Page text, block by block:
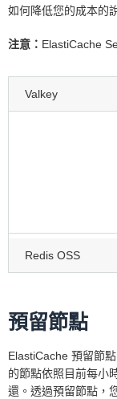
如何降低您的成本的
注意： ElastiCache
Valkey
Redis OSS
預留節點
ElastiCache 預留節
的節點依照目前每小
還。透過預留節點，